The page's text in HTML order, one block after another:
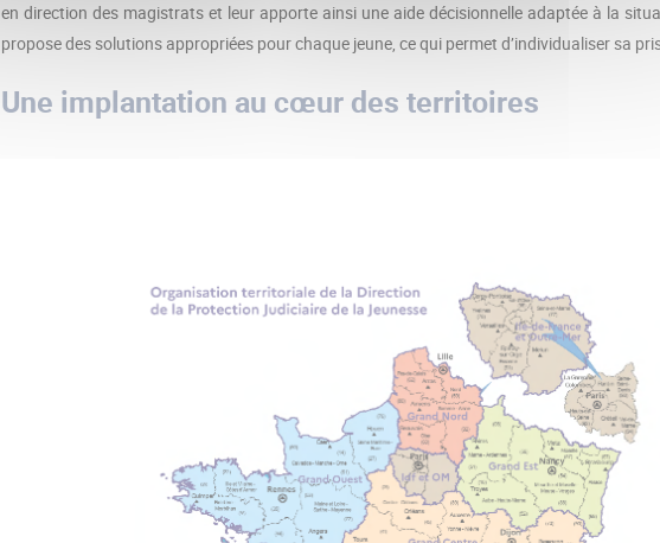
en direction des magistrats et leur apporte ainsi une aide décisionnelle adaptée à la
propose des solutions appropriées pour chaque jeune, ce qui permet d’individualiser sa
Une implantation au cœur des territoires